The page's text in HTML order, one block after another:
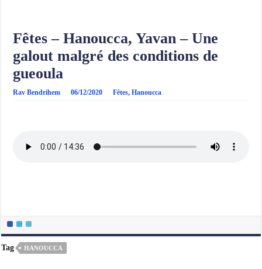
Fêtes – Hanoucca, Yavan – Une
galout malgré des conditions de
gueoula
Rav Bendrihem 06/12/2020 Fêtes,Hanoucca
Tag HANOUCCA